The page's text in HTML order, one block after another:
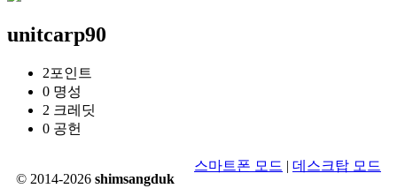
unitcarp90
2포인트
0 명성
2 크레딧
0 공헌
© 2014-2026 shimsangduk
스마트폰 모드 | 데스크탑 모드